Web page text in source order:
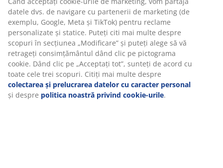
datele dvs. de navigare cu partenerii de marketing (de
exemplu, Google, Meta și TikTok) pentru reclame
personalizate și statice. Puteți citi mai multe despre
scopuri în secțiunea „Modificare” și puteți alege să vă
retrageți consimțământul dând clic pe pictograma
cookie. Dând clic pe „Acceptați tot”, sunteți de acord cu
toate cele trei scopuri. Citiți mai multe despre
colectarea și prelucrarea datelor cu caracter personal
și despre politica noastră privind cookie-urile.